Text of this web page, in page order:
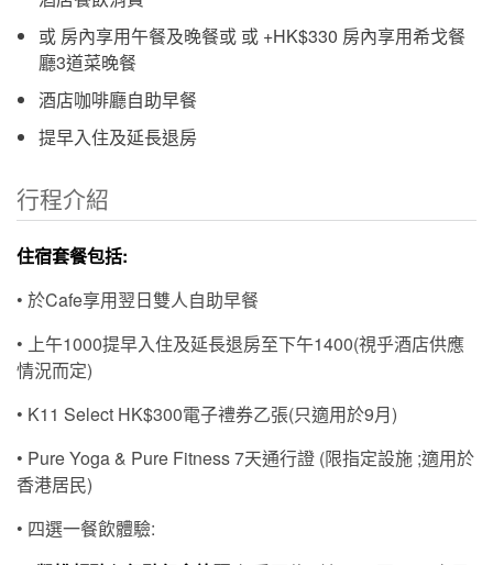
或 房內享用午餐及晚餐或 或 +HK$330 房內享用希戈餐
廳3道菜晚餐
酒店咖啡廳自助早餐
提早入住及延長退房
行程介紹
住宿套餐包括:
• 於Cafe享用翌日雙人自助早餐
• 上午1000提早入住及延長退房至下午1400(視乎酒店供應
情況而定)
• K11 Select HK$300電子禮券乙張(只適用於9月)
• Pure Yoga & Pure Fitness 7天通行證 (限指定設施 ;適用於
香港居民)
• 四選一餐飲體驗: